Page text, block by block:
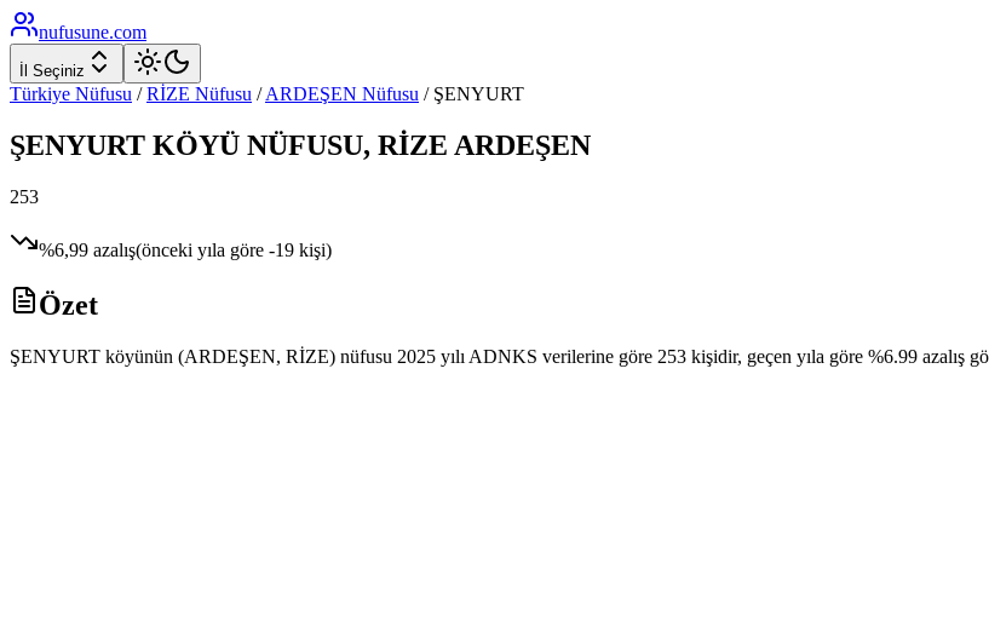
nufusune.com
İl Seçiniz
Türkiye Nüfusu / RİZE Nüfusu / ARDEŞEN Nüfusu / ŞENYURT
ŞENYURT KÖYÜ NÜFUSU, RİZE ARDEŞEN
253
%6,99 azalış(önceki yıla göre -19 kişi)
Özet
ŞENYURT köyünün (ARDEŞEN, RİZE) nüfusu 2025 yılı ADNKS verilerine göre 253 kişidir, geçen yıla göre %6.99 azalış